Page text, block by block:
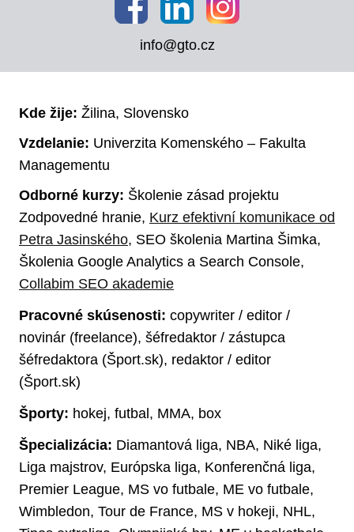
info@gto.cz
Kde žije: Žilina, Slovensko
Vzdelanie: Univerzita Komenského – Fakulta
Managementu
Odborné kurzy: Školenie zásad projektu
Zodpovedné hranie, Kurz efektivní komunikace od
Petra Jasinského, SEO školenia Martina Šimka,
Školenia Google Analytics a Search Console,
Collabim SEO akademie
Pracovné skúsenosti: copywriter / editor /
novinár (freelance), šéfredaktor / zástupca
šéfredaktora (Šport.sk), redaktor / editor
(Šport.sk)
Športy: hokej, futbal, MMA, box
Špecializácia: Diamantová liga, NBA, Niké liga,
Liga majstrov, Európska liga, Konferenčná liga,
Premier League, MS vo futbale, ME vo futbale,
Wimbledon, Tour de France, MS v hokeji, NHL,